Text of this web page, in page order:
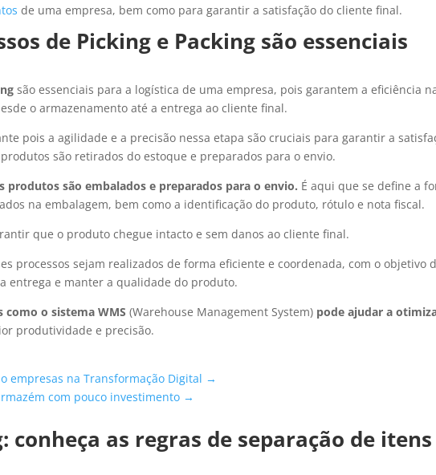
de uma empresa, bem como para garantir a satisfação do cliente final.
de Picking e Packing são essenciais
são essenciais para a logística de uma empresa, pois garantem a eficiência
o armazenamento até a entrega ao cliente final.
pois a agilidade e a precisão nessa etapa são cruciais para garantir a
são retirados do estoque e preparados para o envio.
produtos são embalados e preparados para o envio. É aqui que se define a
na embalagem, bem como a identificação do produto, rótulo e nota fiscal.
que o produto chegue intacto e sem danos ao cliente final.
processos sejam realizados de forma eficiente e coordenada, com o objetivo
entrega e manter a qualidade do produto.
como o sistema WMS (Warehouse Management System) pode ajudar a
produtividade e precisão.
empresas na Transformação Digital →
com pouco investimento →
conheça as regras de separação de itens